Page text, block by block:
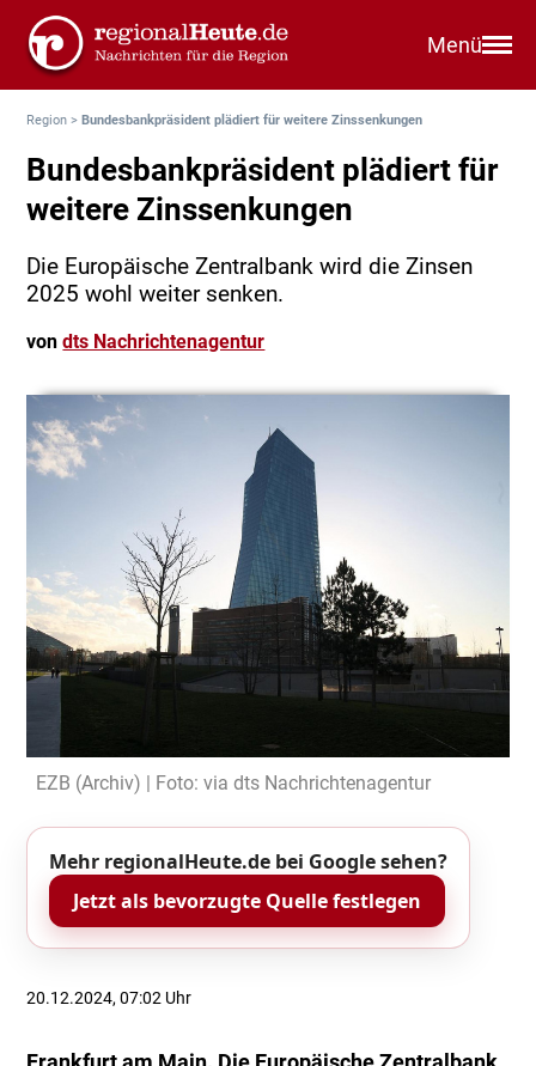
Menü
Region >Bundesbankpräsident plädiert für weitere Zinssenkungen
Bundesbankpräsident plädiert für
weitere Zinssenkungen
Die Europäische Zentralbank wird die Zinsen
2025 wohl weiter senken.
vondts Nachrichtenagentur
EZB (Archiv) | Foto: via dts Nachrichtenagentur
Mehr regionalHeute.de bei Google sehen?
Jetzt als bevorzugte Quelle festlegen
20.12.2024, 07:02 Uhr